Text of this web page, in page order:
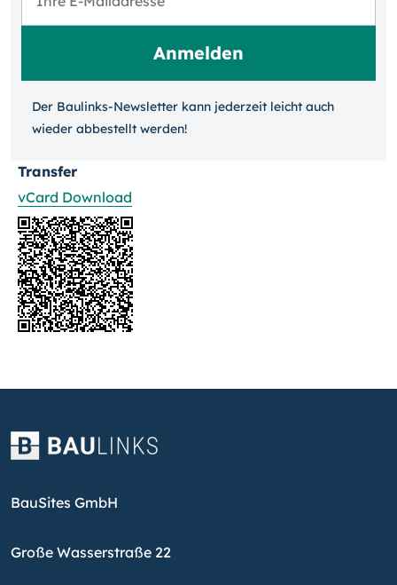
Der Baulinks-Newsletter kann jeder­zeit leicht auch
wieder ab­bestellt werden!
Transfer
vCard Download
BauSites GmbH
Große Wasserstraße 22